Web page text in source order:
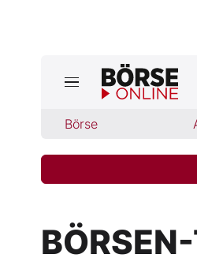
Börse
Börse
Abo & Shop